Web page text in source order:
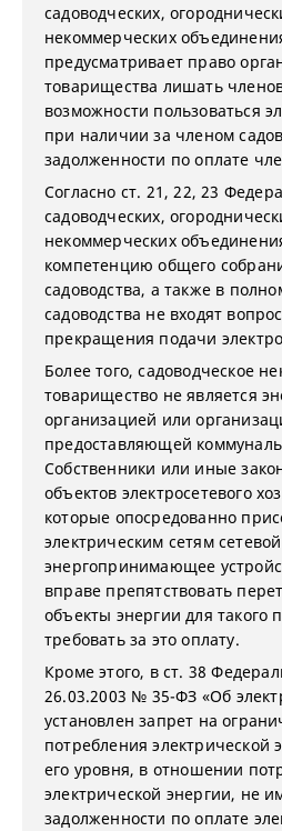
садоводческих,
некоммерческих
предусматривает право
товарищества лишать
возможности пользоваться
при наличии за членом
задолженности по оплате
Согласно ст. 21, 22, 23
садоводческих,
некоммерческих
компетенцию общего
садоводства, а также в
садоводства не входят
прекращения подачи
Более того, садоводческое
товарищество не является
организацией или
предоставляющей
Собственники или иные
объектов электросетевого
которые опосредованно
электрическим сетям
энергопринимающее
вправе препятствовать
объекты энергии для такого
требовать за это оплату.
Кроме этого, в ст. 38
26.03.2003 № 35-ФЗ «Об
установлен запрет на
потребления электрической
его уровня, в отношении
электрической энергии, не
задолженности по оплате